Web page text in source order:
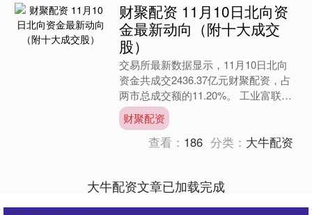
财聚配资 11月10日北向资
金最新动向（附十大成交
股）
交易所最新数据显示，11月10日北向
资金共成交2436.37亿元财聚配资，占
两市总成交额的11.20%。 工业富联、
特变电工、贵州茅台位列沪股通成交前
三，成交额....
财聚配资
查看： 186 分类： 大牛配资
大牛配资文章已加载完成